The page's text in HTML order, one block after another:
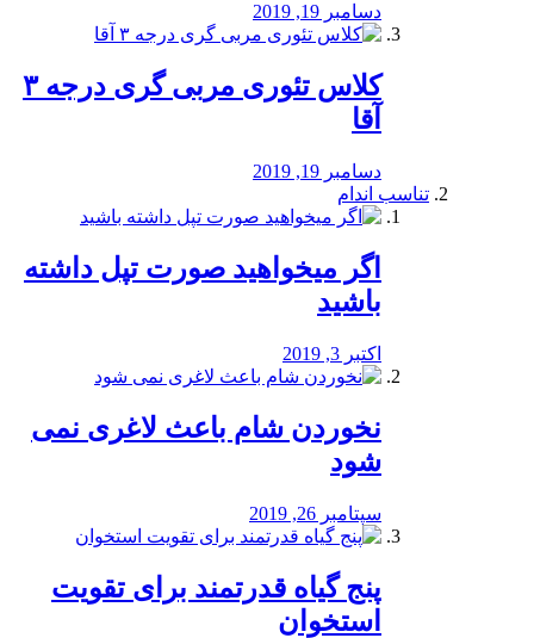
دسامبر 19, 2019
کلاس تئوری مربی گری درجه ۳
آقا
دسامبر 19, 2019
تناسب اندام
اگر میخواهید صورت تپل داشته
باشید
اکتبر 3, 2019
نخوردن شام باعث لاغری نمی
‌شود
سپتامبر 26, 2019
پنج گیاه قدرتمند برای تقویت
استخوان